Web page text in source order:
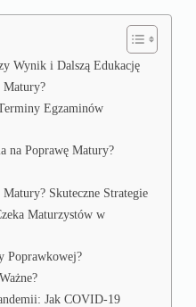
Wynik i Dalszą Edukację
Matury?
Egzaminów
na Poprawę Matury?
Skuteczne Strategie
Maturzystów w
Poprawkowej?
Jak COVID-19